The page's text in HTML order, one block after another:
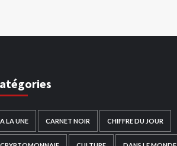
A LA UNE CARNET NOIR CHIFFRE DU JOUR